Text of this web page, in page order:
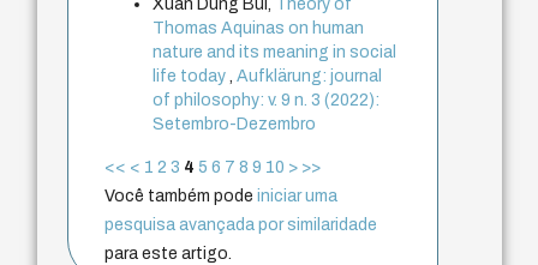
Xuan Dung Bui,
Theory of
Thomas Aquinas on human
nature and its meaning in social
life today,Aufklärung: journal
of philosophy: v. 9 n. 3 (2022):
Setembro-Dezembro
<< < 1 2 3 4 5 6 7 8 9 10 > >>
Você também podeiniciar uma
pesquisa avançada por similaridade
para este artigo.